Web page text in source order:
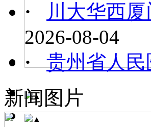
▲
▲
·
川大华西
2026-08-04
· 贵州省人
新闻图片